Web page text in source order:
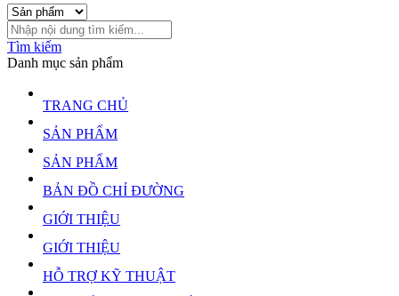
Tìm kiếm
Danh mục sản phẩm
TRANG CHỦ
SẢN PHẨM
SẢN PHẨM
BẢN ĐỒ CHỈ ĐƯỜNG
GIỚI THIỆU
GIỚI THIỆU
HỖ TRỢ KỸ THUẬT